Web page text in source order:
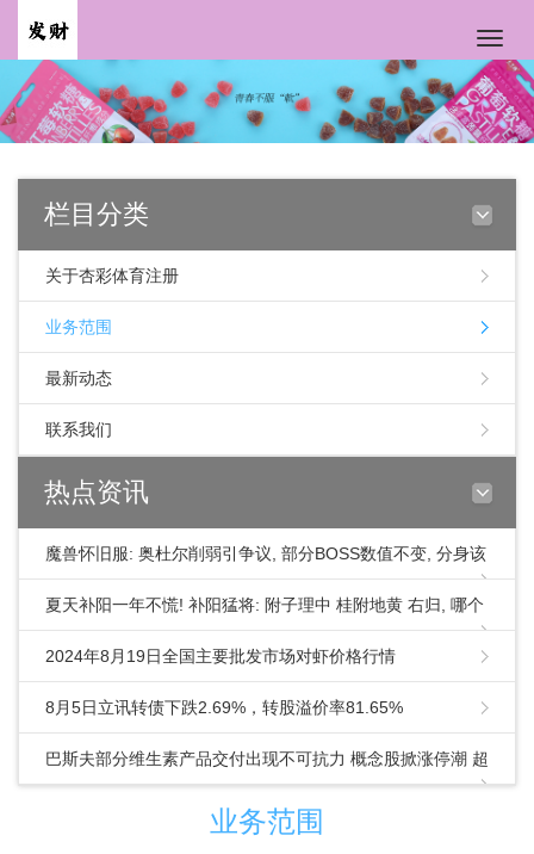
Toggle
栏目分类
关于杏彩体育注册
业务范围
最新动态
联系我们
热点资讯
魔兽怀旧服: 奥杜尔削弱引争议, 部分BOSS数值不变, 分身该
削弱吗?
夏天补阳一年不慌! 补阳猛将: 附子理中 桂附地黄 右归, 哪个
更好?
2024年8月19日全国主要批发市场对虾价格行情
8月5日立讯转债下跌2.69%，转股溢价率81.65%
巴斯夫部分维生素产品交付出现不可抗力 概念股掀涨停潮 超
10家上市公司回应相关业务布局情况
业务范围